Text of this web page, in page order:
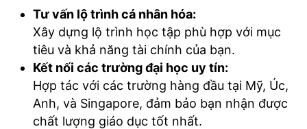
Tư vấn lộ trình cá nhân hóa:
Xây dựng lộ trình học tập phù hợp với mục
tiêu và khả năng tài chính của bạn.
Kết nối các trường đại học uy tín:
Hợp tác với các trường hàng đầu tại Mỹ, Úc,
Anh, và Singapore, đảm bảo bạn nhận được
chất lượng giáo dục tốt nhất.